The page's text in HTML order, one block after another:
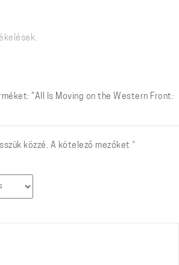
“All Is Moving on the Western Front:
közzé. A kötelező mezőket *